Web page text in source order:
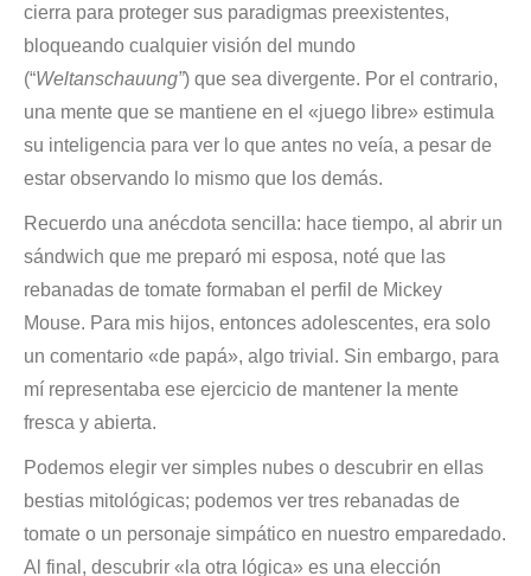
cierra para proteger sus paradigmas preexistentes,
bloqueando cualquier visión del mundo
(“Weltanschauung”) que sea divergente. Por el contrario,
una mente que se mantiene en el «juego libre» estimula
su inteligencia para ver lo que antes no veía, a pesar de
estar observando lo mismo que los demás.
Recuerdo una anécdota sencilla: hace tiempo, al abrir un
sándwich que me preparó mi esposa, noté que las
rebanadas de tomate formaban el perfil de Mickey
Mouse. Para mis hijos, entonces adolescentes, era solo
un comentario «de papá», algo trivial. Sin embargo, para
mí representaba ese ejercicio de mantener la mente
fresca y abierta.
Podemos elegir ver simples nubes o descubrir en ellas
bestias mitológicas; podemos ver tres rebanadas de
tomate o un personaje simpático en nuestro emparedado.
Al final, descubrir «la otra lógica» es una elección